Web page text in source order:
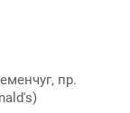
пр.